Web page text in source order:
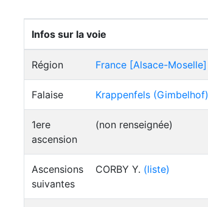
Infos sur la voie
Région France [Alsace-Moselle]
Falaise Krappenfels (Gimbelhof)
1ere
ascension
(non renseignée)
Ascensions
suivantes
CORBY Y. (liste)